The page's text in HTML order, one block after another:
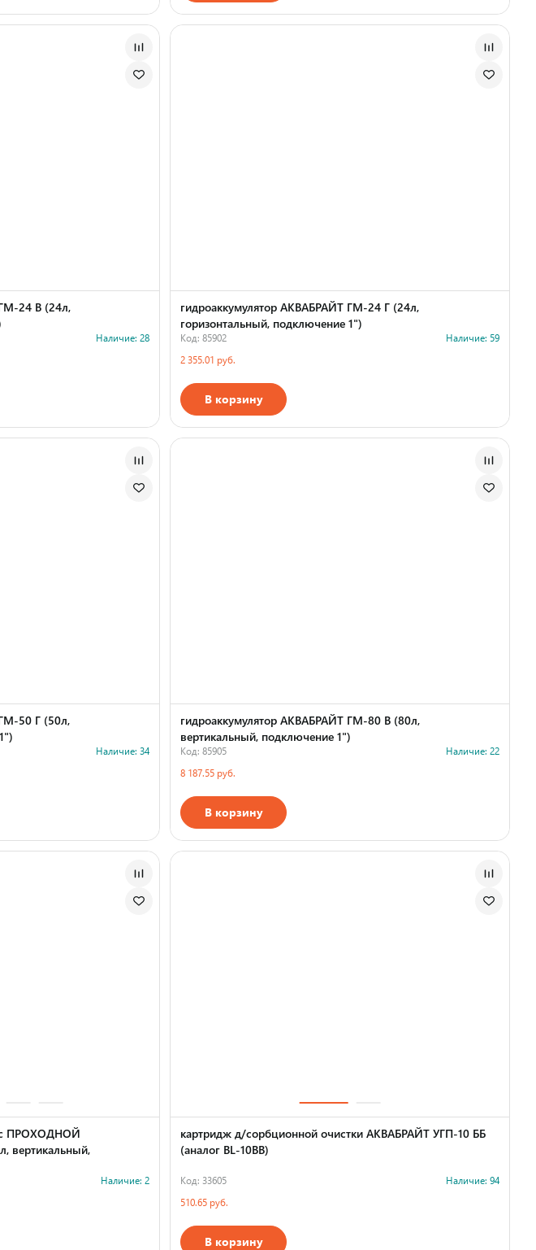
24 В (24л,
Наличие: 28
гидроаккумулятор АКВАБРАЙТ ГМ-24 Г (24л,
горизонтальный, подключение 1")
Код: 85902
Наличие: 59
2 355.01 руб.
В корзину
50 Г (50л,
Наличие: 34
гидроаккумулятор АКВАБРАЙТ ГМ-80 В (80л,
вертикальный, подключение 1")
Код: 85905
Наличие: 22
8 187.55 руб.
В корзину
с ПРОХОДНОЙ
вертикальный,
Наличие: 2
картридж д/сорбционной очистки АКВАБРАЙТ УГП-10 ББ
(аналог BL-10BB)
Код: 33605
Наличие: 94
510.65 руб.
В корзину